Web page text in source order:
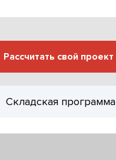
Рассчитать свой проект
Складская программа